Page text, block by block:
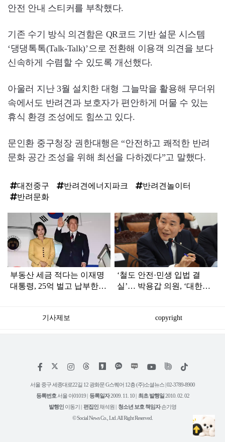
안전 안내 스티커를 부착했다.
기존 수기 방식 의견함은 QR코드 기반 설문 시스템
‘댕댕톡톡(Talk-Talk)’으로 전환해 이용객 의견을 보다
신속하게 수렴할 수 있도록 개선했다.
아울러 지난 3월 설치한 대형 그늘막을 활용해 무더위
속에서도 반려견과 보호자가 편안하게 머물 수 있는
휴식 환경 조성에도 힘쓰고 있다.
문인환 중구청장 권한대행은 “안전하고 쾌적한 반려
문화 공간 조성을 위해 최선을 다하겠다”고 말했다.
대전중구 반려견에너지파크
반려견놀이터
반려문화
라
인
부동산 세금 적다는 이재명
대통령, 25억 벌고 납부한
‘철도 안전·민생 입법 결
실’… 박용갑 의원, ‘대한민
기사제보 copyright
페
스
인
타
램
위
트
유
튜
틱
서울 중구 세종대로22길 12 광화문 G스퀘어 12층 (주)소셜뉴스 | 02-3789-8900
등록번호서울 아01019 | 등록일자2009. 11. 10 | 최초 발행일 2010. 02. 02
발행인 이동기 | 편집인채석원 | 청소년 보호 책임자손기영
© Social News Co., Ltd. All Right Reserved.